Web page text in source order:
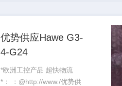
优势供应Hawe G3-
4-G24
*欧洲工控产品 超快物流
*： ：@http://www./优势供